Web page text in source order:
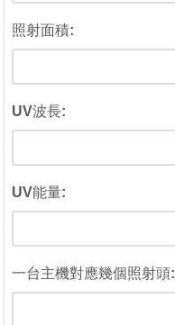
照射面積:
UV波長:
UV能量:
一台主機對應幾個照射頭: